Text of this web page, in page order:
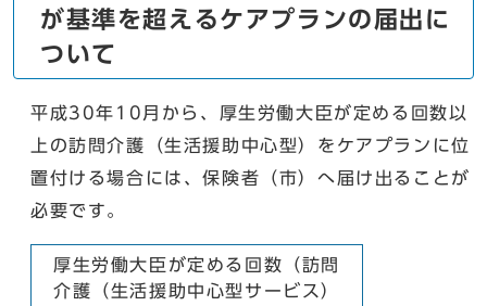
が基準を超えるケアプランの届出に
ついて
平成30年10月から、厚生労働大臣が定める回数以
上の訪問介護（生活援助中心型）をケアプランに位
置付ける場合には、保険者（市）へ届け出ることが
必要です。
厚生労働大臣が定める回数（訪問
介護（生活援助中心型サービス）